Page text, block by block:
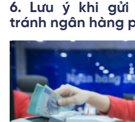
6. Lưu ý khi
tránh ngân hàng